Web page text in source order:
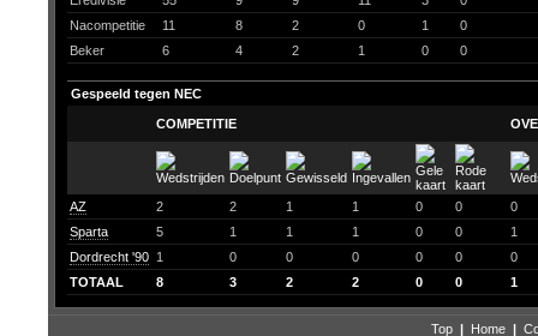
Nacompetitie
11 8 2 0 1
0
Beker
6 4 2 1 0 0
Gespeeld tegen NEC
COMPETITIE
AZ 2 2 1 1 0 0
0
Sparta
5 1 1 1 0 0
1
Dordrecht '90 1 0 0 0 0 0
0
TOTAAL
8 3 2 2 0 0 1
Top | Home |